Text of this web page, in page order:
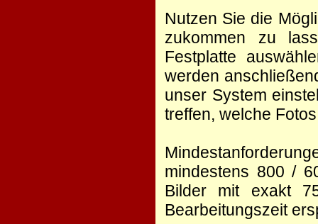
Nutzen Sie die
zukommen zu
Festplatte
werden
unser System
treffen, welche
mindestens 800 /
Bilder mit exakt
Bearbeitungszeit